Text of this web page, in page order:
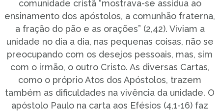
comunidade cristã “mostrava-se assídua ao
ensinamento dos apóstolos, a comunhão fraterna,
a fração do pão e as orações” (2,42). Viviam a
unidade no dia a dia, nas pequenas coisas, não se
preocupando com os desejos pessoais, mas, sim
com o irmão, o outro Cristo. As diversas Cartas,
como o próprio Atos dos Apóstolos, trazem
também as dificuldades na vivência da unidade. O
apóstolo Paulo na carta aos Efésios (4,1-16) faz